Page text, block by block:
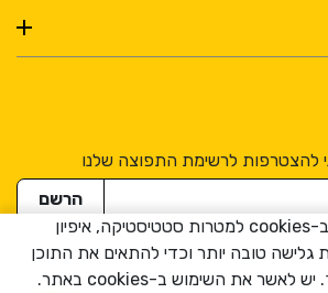
קהילה:
באמצעות תוכנית הגישה המוקדמת המוגבלת (LEAP), חברי
מעמד:
עבות בצביעת "אנדונאזיד" ותושבות
להצטרפות לרשימת התפוצה שלנו
הרשם
אתר זה עושה שימוש ב-cookies למטרות סטטיסטיקה, איפיון
גלישה טובה יותר וכדי להתאים את התוכן
המוצג להעדפות שלך. יש לאשר את השימוש ב-cookies באתר.